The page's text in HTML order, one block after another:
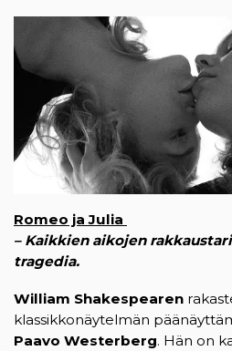
Romeo ja Julia
– Kaikkien aikojen
tragedia.
William Shakespearen
klassikkonäytelmän
Paavo Westerberg. Hän on